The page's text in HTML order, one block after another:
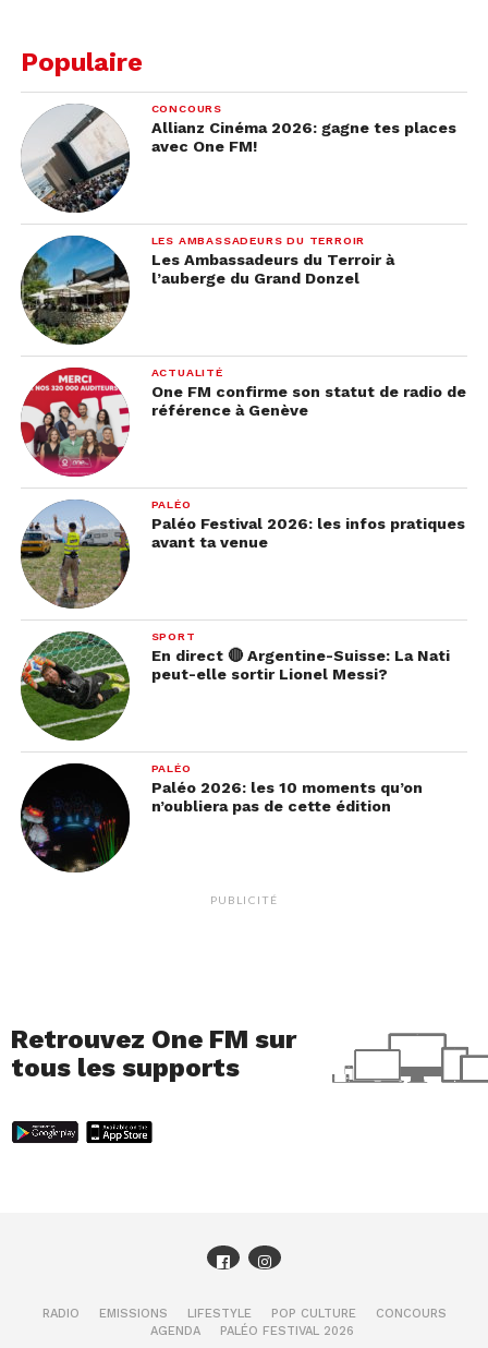
Populaire
CONCOURS
Allianz Cinéma 2026: gagne tes places
avec One FM!
LES AMBASSADEURS DU TERROIR
Les Ambassadeurs du Terroir à
l’auberge du Grand Donzel
ACTUALITÉ
One FM confirme son statut de radio de
référence à Genève
PALÉO
Paléo Festival 2026: les infos pratiques
avant ta venue
SPORT
En direct 🔴 Argentine-Suisse: La Nati
peut-elle sortir Lionel Messi?
PALÉO
Paléo 2026: les 10 moments qu’on
n’oubliera pas de cette édition
PUBLICITÉ
Retrouvez One FM sur
tous les supports
RADIO EMISSIONS LIFESTYLE POP CULTURE
CONCOURS
AGENDA
PALÉO FESTIVAL 2026